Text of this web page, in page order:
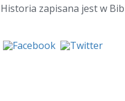
Historia zapisana jest w